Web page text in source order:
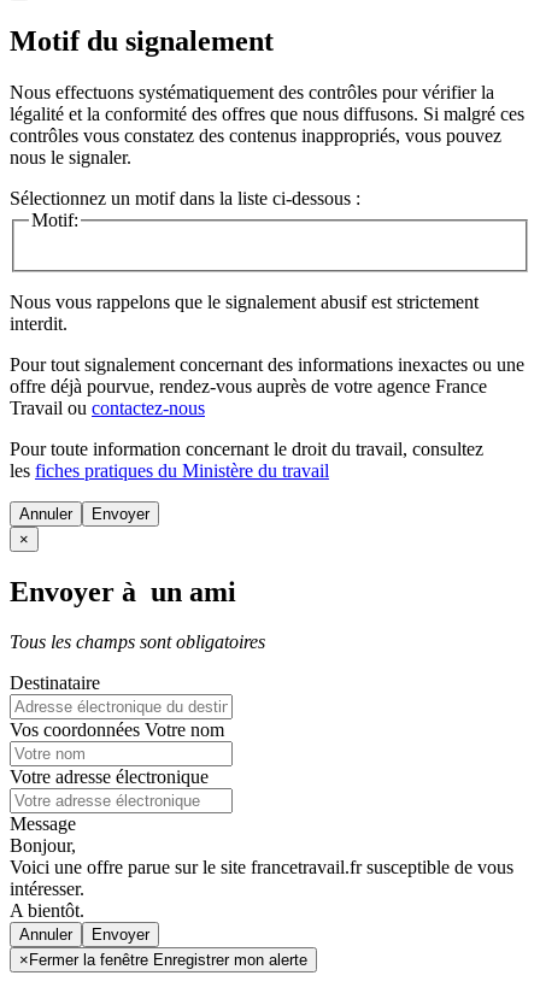
Motif du signalement
Nous effectuons systématiquement des contrôles pour vérifier la
légalité et la conformité des offres que nous diffusons. Si malgré ces
contrôles vous constatez des contenus inappropriés, vous pouvez
nous le signaler.
Sélectionnez un motif dans la liste ci-dessous :
Motif:
Nous vous rappelons que le signalement abusif est strictement
interdit.
Pour tout signalement concernant des informations inexactes ou une
offre déjà pourvue, rendez-vous auprès de votre agence France
Travail ou contactez-nous
Pour toute information concernant le droit du travail, consultez
les fiches pratiques du Ministère du travail
Annuler
×
Envoyer à un ami
Tous les champs sont obligatoires
Destinataire
Vos coordonnées Votre nom
Votre adresse électronique
Message
Bonjour,
Voici une offre parue sur le site francetravail.fr susceptible de vous
intéresser.
A bientôt.
Annuler
× Fermer la fenêtre Enregistrer mon alerte